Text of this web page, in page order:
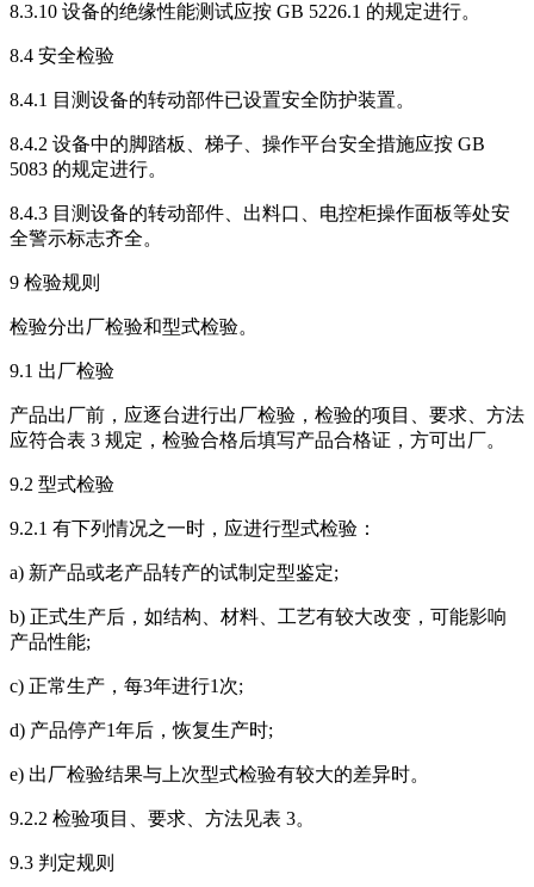
8.3.10 设备的绝缘性能测试应按 GB 5226.1 的规定进行。
8.4 安全检验
8.4.1 目测设备的转动部件已设置安全防护装置。
8.4.2 设备中的脚踏板、梯子、操作平台安全措施应按 GB
5083 的规定进行。
8.4.3 目测设备的转动部件、出料口、电控柜操作面板等处安
全警示标志齐全。
9 检验规则
检验分出厂检验和型式检验。
9.1 出厂检验
产品出厂前，应逐台进行出厂检验，检验的项目、要求、方法
应符合表 3 规定，检验合格后填写产品合格证，方可出厂。
9.2 型式检验
9.2.1 有下列情况之一时，应进行型式检验：
a) 新产品或老产品转产的试制定型鉴定;
b) 正式生产后，如结构、材料、工艺有较大改变，可能影响
产品性能;
c) 正常生产，每3年进行1次;
d) 产品停产1年后，恢复生产时;
e) 出厂检验结果与上次型式检验有较大的差异时。
9.2.2 检验项目、要求、方法见表 3。
9.3 判定规则